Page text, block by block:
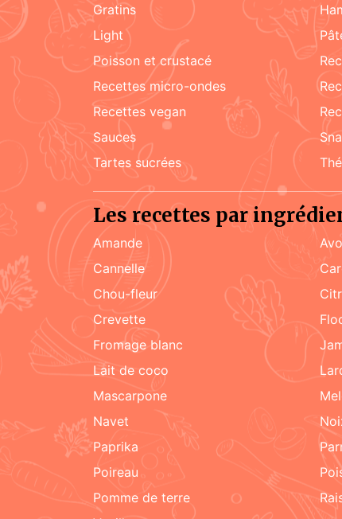
gratins
light
poisson et crustacé
recettes micro-ondes
recettes vegan
sauces
tartes sucrées
Les recettes par
amande
cannelle
chou-fleur
crevette
fromage blanc
lait de coco
mascarpone
navet
paprika
poireau
pomme de terre